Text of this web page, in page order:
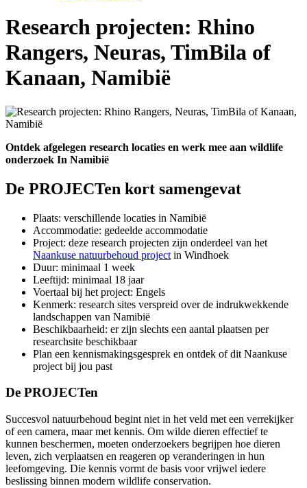
Research projecten: Rhino
Rangers, Neuras, TimBila of
Kanaan, Namibië
Ontdek afgelegen research locaties en werk mee aan wildlife
onderzoek In Namibië
De PROJECTen kort samengevat
Plaats: verschillende locaties in Namibië
Accommodatie: gedeelde accommodatie
Project: deze research projecten zijn onderdeel van het
Naankuse natuurbehoud project in Windhoek
Duur: minimaal 1 week
Leeftijd: minimaal 18 jaar
Voertaal bij het project: Engels
Kenmerk: research sites verspreid over de indrukwekkende
landschappen van Namibië
Beschikbaarheid: er zijn slechts een aantal plaatsen per
researchsite beschikbaar
Plan een kennismakingsgesprek en ontdek of dit Naankuse
project bij jou past
De PROJECTen
Succesvol natuurbehoud begint niet in het veld met een verrekijker
of een camera, maar met kennis. Om wilde dieren effectief te
kunnen beschermen, moeten onderzoekers begrijpen hoe dieren
leven, zich verplaatsen en reageren op veranderingen in hun
leefomgeving. Die kennis vormt de basis voor vrijwel iedere
beslissing binnen modern wildlife conservation.